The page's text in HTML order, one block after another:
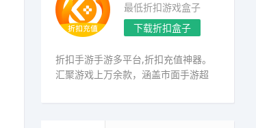
最低折扣游戏盒子
下载折扣盒子
折扣手游手游多平台,折扣充值神器。
汇聚游戏上万余款，涵盖市面手游超